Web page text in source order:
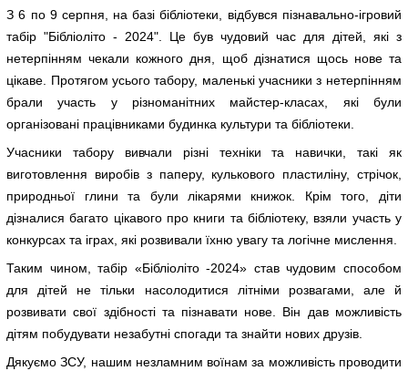
З 6 по 9 серпня, на базі бібліотеки, відбувся пізнавально-ігровий
табір "Бібліоліто - 2024". Це був чудовий час для дітей, які з
нетерпінням чекали кожного дня, щоб дізнатися щось нове та
цікаве. Протягом усього табору, маленькі учасники з нетерпінням
брали участь у різноманітних майстер-класах, які були
організовані працівниками будинка культури та бібліотеки.
Учасники табору вивчали різні техніки та навички, такі як
виготовлення виробів з паперу, кулькового пластиліну, стрічок,
природньої глини та були лікарями книжок. Крім того, діти
дізналися багато цікавого про книги та бібліотеку, взяли участь у
конкурсах та іграх, які розвивали їхню увагу та логічне мислення.
Таким чином, табір «Бібліоліто -2024» став чудовим способом
для дітей не тільки насолодитися літніми розвагами, але й
розвивати свої здібності та пізнавати нове. Він дав можливість
дітям побудувати незабутні спогади та знайти нових друзів.
Дякуємо ЗСУ, нашим незламним воїнам за можливість проводити